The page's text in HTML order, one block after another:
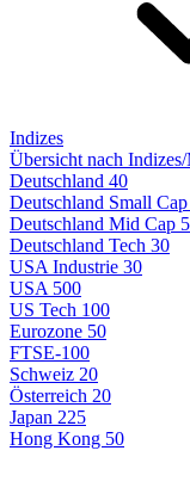
Indizes
Übersicht nach
Deutschland 40
Deutschland Small
Deutschland Mid Cap
Deutschland Tech 30
USA Industrie 30
USA 500
US Tech 100
Eurozone 50
FTSE-100
Schweiz 20
Österreich 20
Japan 225
Hong Kong 50